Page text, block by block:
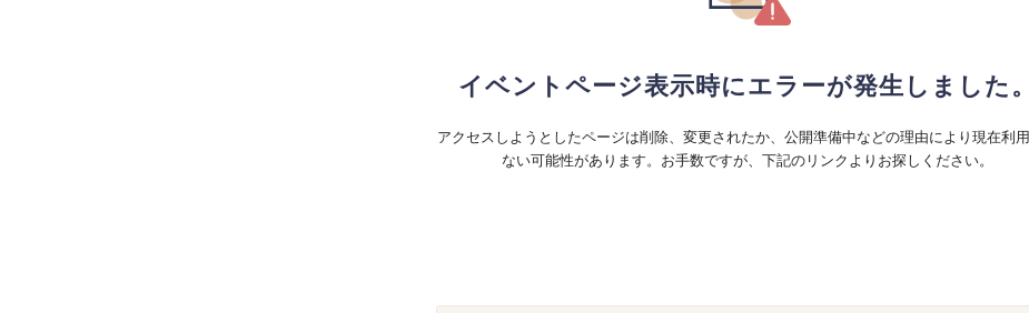
イベントページ表示時にエラーが発生しました。
アクセスしようとしたページは削除、変更されたか、公開準備中などの理由により現在利
ない可能性があります。お手数ですが、下記のリンクよりお探しください。